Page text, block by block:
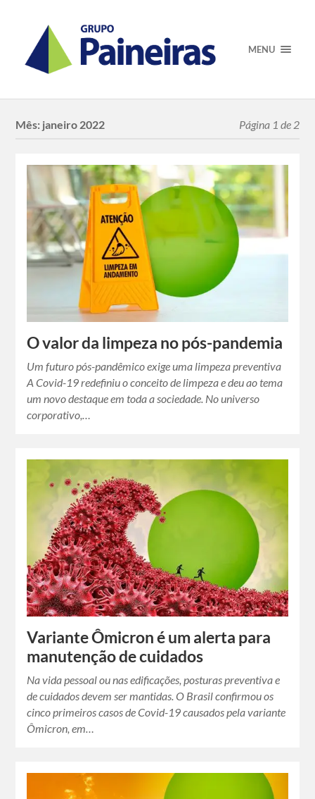
MENU
Mês: janeiro 2022 Página 1 de 2
O valor da limpeza no pós-pandemia
Um futuro pós-pandêmico exige uma limpeza preventiva
A Covid-19 redefiniu o conceito de limpeza e deu ao tema
um novo destaque em toda a sociedade. No universo
corporativo,…
Variante Ômicron é um alerta para
manutenção de cuidados
Na vida pessoal ou nas edificações, posturas preventiva e
de cuidados devem ser mantidas. O Brasil confirmou os
cinco primeiros casos de Covid-19 causados pela variante
Ômicron, em…